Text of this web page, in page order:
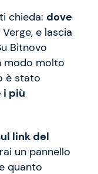
chieda: dove
e lascia
Bitnovo
modo molto
è stato
i più
link del
un pannello
quanto